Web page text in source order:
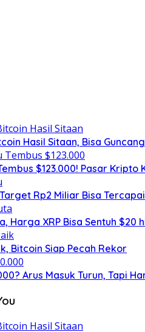
Hasil Sitaan, Bisa
$123.000! Pasar Kripto
Rp2 Miliar Bisa
Harga XRP Bisa Sentuh $20
Bitcoin Siap Pecah Rekor
Arus Masuk Turun, Tapi